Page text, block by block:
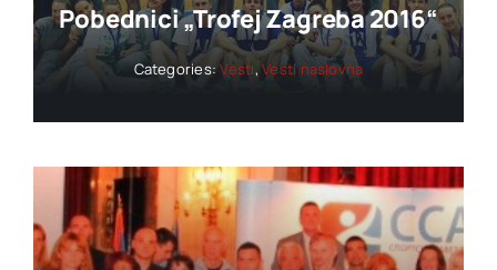
Pobednici „trofej Zagreba 2016“
Categories:Vesti,Vesti naslovna